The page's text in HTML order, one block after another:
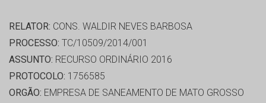
RELATOR: CONS. WALDIR NEVES BARBOSA
PROCESSO: TC/10509/2014/001
ASSUNTO: RECURSO ORDINÁRIO 2016
PROTOCOLO: 1756585
ORGÃO: EMPRESA DE SANEAMENTO DE MATO GROSSO